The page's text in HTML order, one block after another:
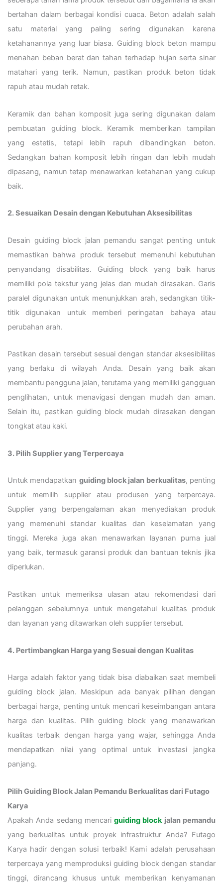
bertahan dalam berbagai kondisi cuaca. Beton adalah salah
satu material yang paling sering digunakan karena
ketahanannya yang luar biasa. Guiding block beton mampu
menahan beban berat dan tahan terhadap hujan serta sinar
matahari yang terik. Namun, pastikan produk beton tidak
rapuh atau mudah retak.
Keramik dan bahan komposit juga sering digunakan dalam
pembuatan guiding block. Keramik memberikan tampilan
yang estetis, tetapi lebih rapuh dibandingkan beton.
Sedangkan bahan komposit lebih ringan dan lebih mudah
dipasang, namun tetap menawarkan ketahanan yang cukup
baik.
2. Sesuaikan Desain dengan Kebutuhan Aksesibilitas
Desain guiding block jalan pemandu sangat penting untuk
memastikan bahwa produk tersebut memenuhi kebutuhan
penyandang disabilitas. Guiding block yang baik harus
memiliki pola tekstur yang jelas dan mudah dirasakan. Garis
paralel digunakan untuk menunjukkan arah, sedangkan titik-
titik digunakan untuk memberi peringatan bahaya atau
perubahan arah.
Pastikan desain tersebut sesuai dengan standar aksesibilitas
yang berlaku di wilayah Anda. Desain yang baik akan
membantu pengguna jalan, terutama yang memiliki gangguan
penglihatan, untuk menavigasi dengan mudah dan aman.
Selain itu, pastikan guiding block mudah dirasakan dengan
tongkat atau kaki.
3. Pilih Supplier yang Terpercaya
Untuk mendapatkan guiding block jalan berkualitas, penting
untuk memilih supplier atau produsen yang terpercaya.
Supplier yang berpengalaman akan menyediakan produk
yang memenuhi standar kualitas dan keselamatan yang
tinggi. Mereka juga akan menawarkan layanan purna jual
yang baik, termasuk garansi produk dan bantuan teknis jika
diperlukan.
Pastikan untuk memeriksa ulasan atau rekomendasi dari
pelanggan sebelumnya untuk mengetahui kualitas produk
dan layanan yang ditawarkan oleh supplier tersebut.
4. Pertimbangkan Harga yang Sesuai dengan Kualitas
Harga adalah faktor yang tidak bisa diabaikan saat membeli
guiding block jalan. Meskipun ada banyak pilihan dengan
berbagai harga, penting untuk mencari keseimbangan antara
harga dan kualitas. Pilih guiding block yang menawarkan
kualitas terbaik dengan harga yang wajar, sehingga Anda
mendapatkan nilai yang optimal untuk investasi jangka
panjang.
Pilih Guiding Block Jalan Pemandu Berkualitas dari Futago
Karya
Apakah Anda sedang mencariguiding block jalan pemandu
yang berkualitas untuk proyek infrastruktur Anda? Futago
Karya hadir dengan solusi terbaik! Kami adalah perusahaan
terpercaya yang memproduksi guiding block dengan standar
tinggi, dirancang khusus untuk memberikan kenyamanan